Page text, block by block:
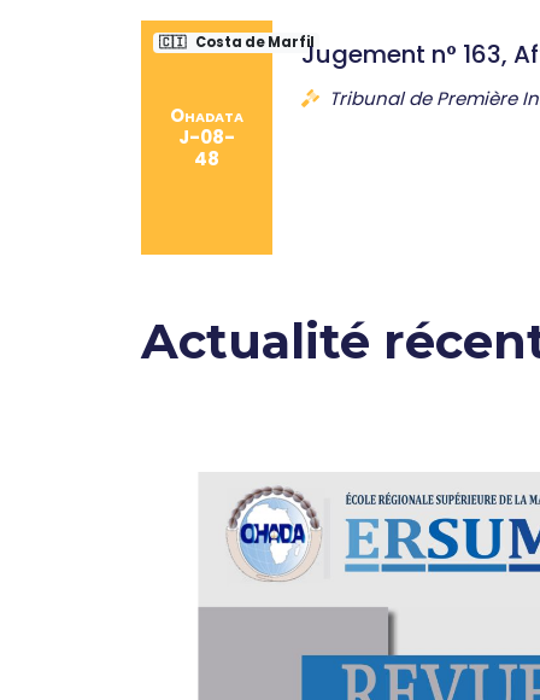
🇨🇮 Costa de Marfil
Ohadata
J-08-
48
Jugement n° 163,
Tribunal de Première
Actualité